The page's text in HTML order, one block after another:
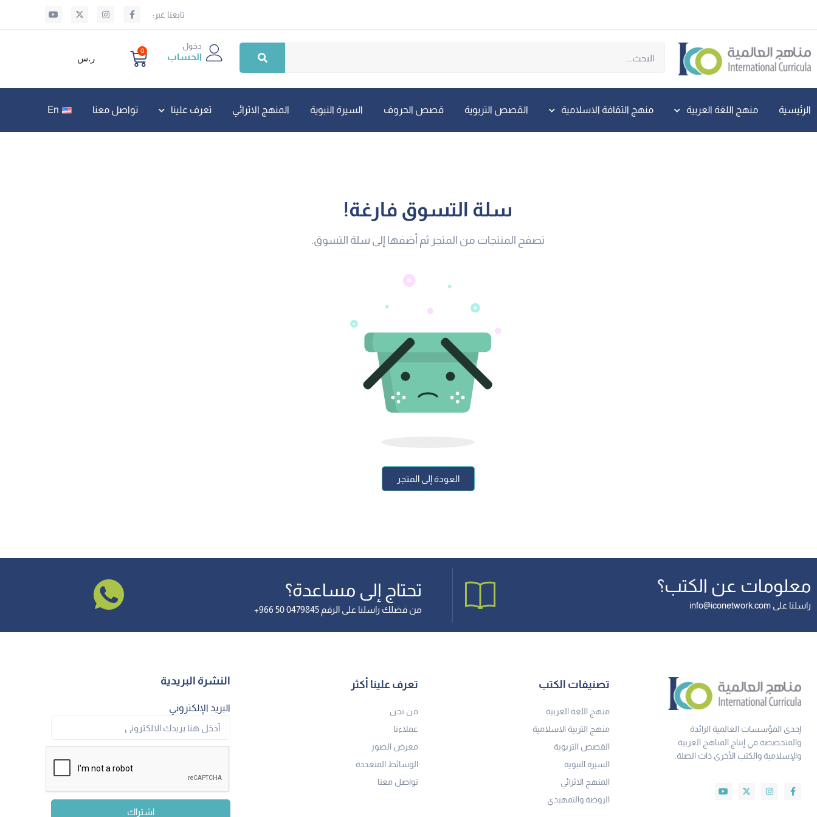
تابعنا عبر:
دخول
الحساب
0
ر.س
الرئيسية منهج اللغة العربية منهج الثقافة الاسلامية القصص التربوية قصص الحروف السيرة النبوية المنهج الاثرائي تعرف علينا تواصل معنا En
سلة التسوق فارغة!
تصفح المنتجات من المتجر ثم أضفها إلى سلة التسوق.
العودة إلى المتجر
معلومات عن الكتب؟
راسلنا على info@iconetwork.com
تحتاج إلى مساعدة؟
من فضلك راسلنا على الرقم 0479845 50 966+
إحدى المؤسسات العالمية الرائدة
والمتخصصة في إنتاج المناهج العربية
والإسلامية والكتب الأخرى ذات الصلة.
تصنيفات الكتب
منهج اللغة العربية
منهج التربية الاسلامية
القصص التربوية
السيرة النبوية
المنهج الاثرائي
الروضة والتمهيدي
تعرف علينا أكثر
من نحن
عملاءنا
معرض الصور
الوسائط المتعددة
تواصل معنا
النشرة البريدية
البريد الإلكتروني
اشتراك